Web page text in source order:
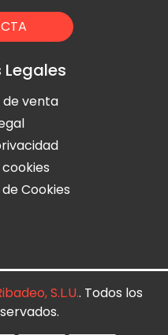
de venta
Cookies
S.L.U.. Todos los